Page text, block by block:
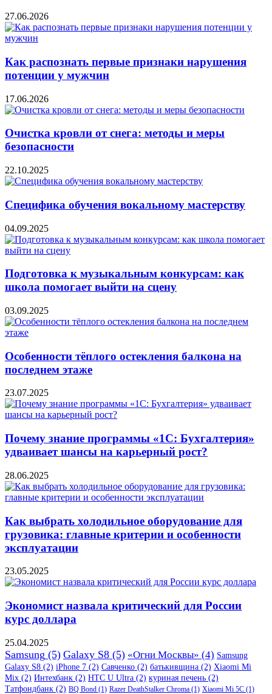
27.06.2026
Как распознать первые признаки нарушения
потенции у мужчин
17.06.2026
Очистка кровли от снега: методы и меры
безопасности
22.10.2025
Специфика обучения вокальному мастерству
04.09.2025
Подготовка к музыкальным конкурсам: как
школа помогает выйти на сцену
03.09.2025
Особенности тёплого остекления балкона на
последнем этаже
23.07.2025
Почему знание программы «1С: Бухгалтерия»
удваивает шансы на карьерный рост?
28.06.2025
Как выбрать холодильное оборудование для
грузовика: главные критерии и особенности
эксплуатации
23.05.2025
Экономист назвала критический для России
курс доллара
25.04.2025
Samsung (5) Galaxy S8 (5) «Огни Москвы» (4) Samsung
Galaxy S8 (2) iPhone 7 (2) Савченко (2) батькивщина (2) Xiaomi Mi
Mix (2) Интехбанк (2) HTC U Ultra (2) куриная печень (2)
Татфондбанк (2) BQ Bond (1) Razer DeathStalker Chroma (1) Xiaomi Mi 5C (1)